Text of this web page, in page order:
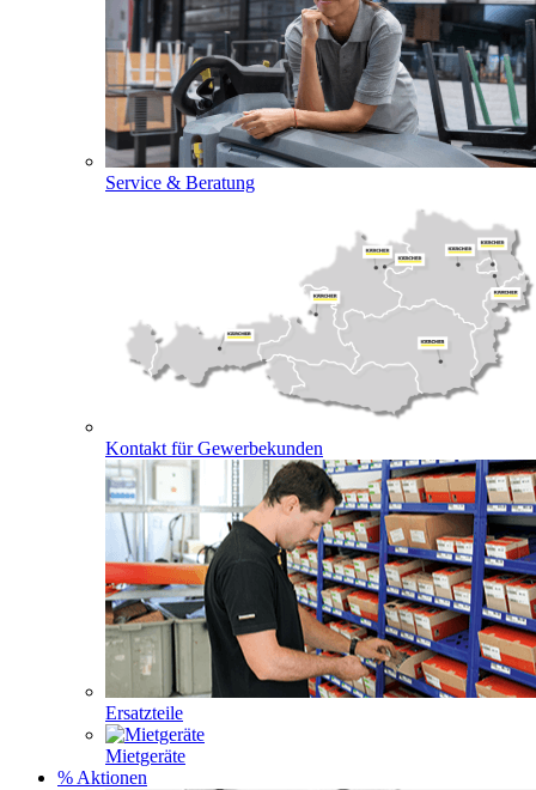
Service & Beratung
Kontakt für Gewerbekunden
Ersatzteile
Mietgeräte
% Aktionen